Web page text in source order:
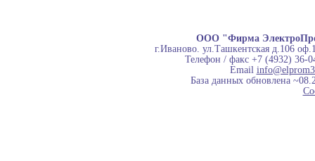
ООО "Фирма
г.Иваново. ул.Ташкентская д.106
Телефон / факс +7 (4932) 36-
Email
База данных обновлена